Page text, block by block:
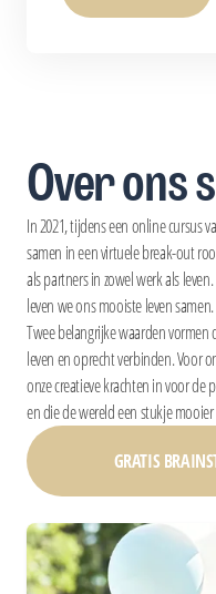
Over ons
In 2021, tijdens een online cursus
samen in een virtuele break-out
als partners in zowel werk als
leven we ons mooiste leven samen.
Twee belangrijke waarden vormen
leven en oprecht verbinden. Voor
onze creatieve krachten in voor de
en die de wereld een stukje
GRATIS